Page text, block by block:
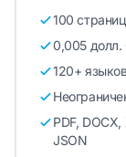
100
0,005
120+
PDF,
JSON